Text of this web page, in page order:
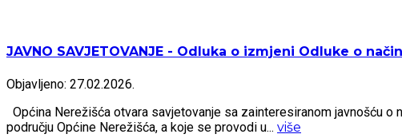
JAVNO SAVJETOVANJE - Odluka o izmjeni Odluke o
Objavljeno: 27.02.2026.
Općina Nerežišća otvara savjetovanje sa zainteresiranom javnošću o
području Općine Nerežišća, a koje se provodi u... više